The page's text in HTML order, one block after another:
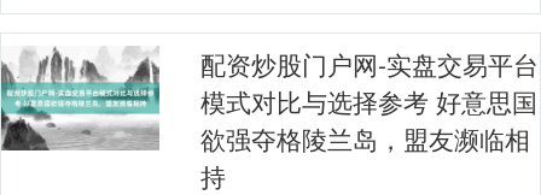
配资炒股门户网-实盘交易平台
模式对比与选择参考 好意思国
欲强夺格陵兰岛，盟友濒临相
持